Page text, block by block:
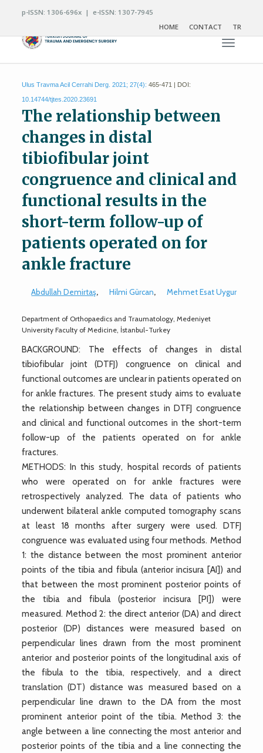
p-ISSN: 1306-696x | e-ISSN: 1307-7945
HOME
CONTACT TR
Toggle
Ulus Travma Acil Cerrahi Derg. 2021; 27(4): 465-471 | DOI:
10.14744/tjtes.2020.23691
The relationship between
changes in distal
tibiofibular joint
congruence and clinical and
functional results in the
short-term follow-up of
patients operated on for
ankle fracture
Abdullah Demirtaş, Hilmi Gürcan, Mehmet Esat Uygur
Department of Orthopaedics and Traumatology, Medeniyet
University Faculty of Medicine, İstanbul-Turkey
BACKGROUND: The effects of changes in distal
tibiofibular joint (DTFJ) congruence on clinical and
functional outcomes are unclear in patients operated on
for ankle fractures. The present study aims to evaluate
the relationship between changes in DTFJ congruence
and clinical and functional outcomes in the short-term
follow-up of the patients operated on for ankle
fractures.
METHODS: In this study, hospital records of patients
who were operated on for ankle fractures were
retrospectively analyzed. The data of patients who
underwent bilateral ankle computed tomography scans
at least 18 months after surgery were used. DTFJ
congruence was evaluated using four methods. Method
1: the distance between the most prominent anterior
points of the tibia and fibula (anterior incisura [AI]) and
that between the most prominent posterior points of
the tibia and fibula (posterior incisura [PI]) were
measured. Method 2: the direct anterior (DA) and direct
posterior (DP) distances were measured based on
perpendicular lines drawn from the most prominent
anterior and posterior points of the longitudinal axis of
the fibula to the tibia, respectively, and a direct
translation (DT) distance was measured based on a
perpendicular line drawn to the DA from the most
prominent anterior point of the tibia. Method 3: the
angle between a line connecting the most anterior and
posterior points of the tibia and a line connecting the